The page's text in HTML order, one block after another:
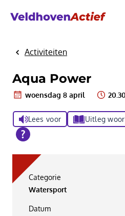
HomeActiviteiten
Aqua Power
woensdag 8 april
Lees voor Uitleg
Categorie
Watersport
Datum